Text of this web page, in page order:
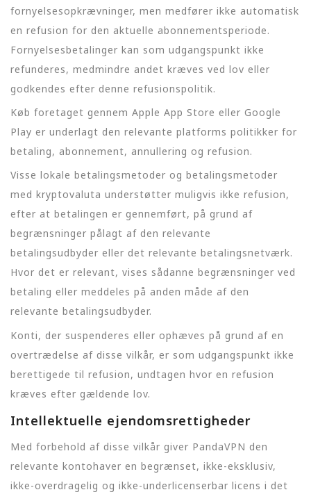
fornyelsesopkrævninger, men medfører ikke automatisk
en refusion for den aktuelle abonnementsperiode.
Fornyelsesbetalinger kan som udgangspunkt ikke
refunderes, medmindre andet kræves ved lov eller
godkendes efter denne refusionspolitik.
Køb foretaget gennem Apple App Store eller Google
Play er underlagt den relevante platforms politikker for
betaling, abonnement, annullering og refusion.
Visse lokale betalingsmetoder og betalingsmetoder
med kryptovaluta understøtter muligvis ikke refusion,
efter at betalingen er gennemført, på grund af
begrænsninger pålagt af den relevante
betalingsudbyder eller det relevante betalingsnetværk.
Hvor det er relevant, vises sådanne begrænsninger ved
betaling eller meddeles på anden måde af den
relevante betalingsudbyder.
Konti, der suspenderes eller ophæves på grund af en
overtrædelse af disse vilkår, er som udgangspunkt ikke
berettigede til refusion, undtagen hvor en refusion
kræves efter gældende lov.
Intellektuelle ejendomsrettigheder
Med forbehold af disse vilkår giver PandaVPN den
relevante kontohaver en begrænset, ikke-eksklusiv,
ikke-overdragelig og ikke-underlicenserbar licens i det